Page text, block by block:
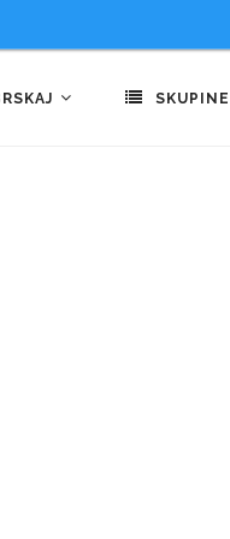
SKUPINE